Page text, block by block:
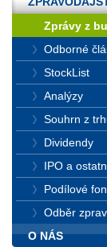
Zprávy z
Odborné
StockList
Analýzy
Souhrn z
Dividendy
IPO a
Podílové
Odběr
O NÁS